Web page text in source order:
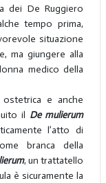
dei De Ruggiero
tempo prima,
situazione
ma giungere alla
medico della
e anche
il De mulierum
l’atto di
branca della
, un trattatello
è sicuramente la